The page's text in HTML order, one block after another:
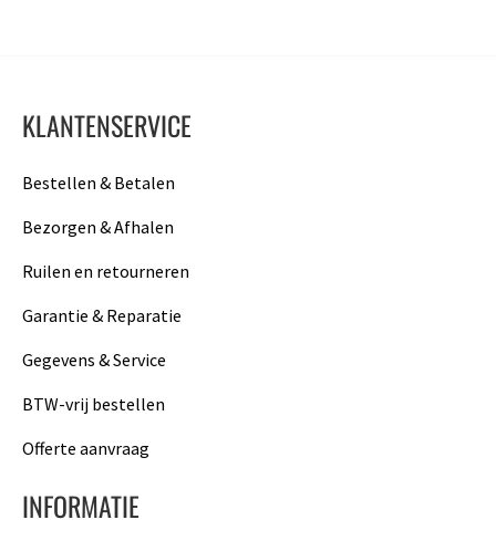
KLANTENSERVICE
Bestellen & Betalen
Bezorgen & Afhalen
Ruilen en retourneren
Garantie & Reparatie
Gegevens & Service
BTW-vrij bestellen
Offerte aanvraag
INFORMATIE